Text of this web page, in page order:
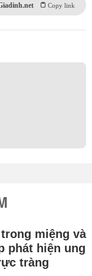
Copy link
miệng và
phát hiện ung
tràng